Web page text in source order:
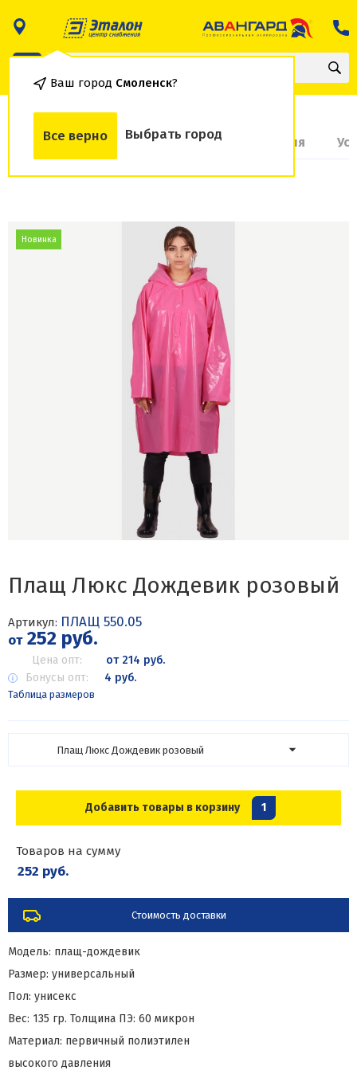
Ваш город Смоленск?
Все верно Выбрать город
О товаре Доставка и оплата Гарантия
Новинка
Плащ Люкс Дождевик розовый
Артикул: ПЛАЩ 550.05
от252 руб.
Цена опт:
от 214 руб.
Бонусы опт:
4 руб.
Таблица размеров
Плащ Люкс Дождевик розовый
Добавить товары в корзину 1
Товаров на сумму
252 руб.
Стоимость доставки
Модель: плащ-дождевик
Размер: универсальный
Пол: унисекс
Вес: 135 гр. Толщина ПЭ: 60 микрон
Материал: первичный полиэтилен
высокого давления